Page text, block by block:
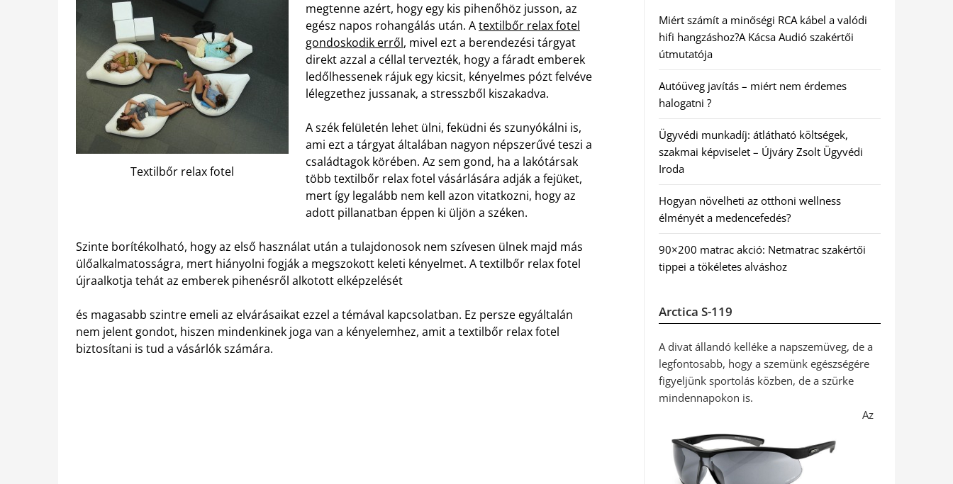
Textilbőr relax fotel
megtenne azért, hogy egy kis pihenőhöz jusson, az
egész napos rohangálás után. Atextilbőr relax fotel
gondoskodik erről, mivel ezt a berendezési tárgyat
direkt azzal a céllal tervezték, hogy a fáradt emberek
ledőlhessenek rájuk egy kicsit, kényelmes pózt felvéve
lélegzethez jussanak, a stresszből kiszakadva.
A szék felületén lehet ülni, feküdni és szunyókálni is,
ami ezt a tárgyat általában nagyon népszerűvé teszi a
családtagok körében. Az sem gond, ha a lakótársak
több textilbőr relax fotel vásárlására adják a fejüket,
mert így legalább nem kell azon vitatkozni, hogy az
adott pillanatban éppen ki üljön a széken.
Szinte borítékolható, hogy az első használat után a tulajdonosok nem szívesen ülnek majd más
ülőalkalmatosságra, mert hiányolni fogják a megszokott keleti kényelmet. A textilbőr relax fotel
újraalkotja tehát az emberek pihenésről alkotott elképzelését
és magasabb szintre emeli az elvárásaikat ezzel a témával kapcsolatban. Ez persze egyáltalán
nem jelent gondot, hiszen mindenkinek joga van a kényelemhez, amit a textilbőr relax fotel
biztosítani is tud a vásárlók számára.
Miért számít a minőségi RCA kábel a valódi
hifi hangzáshoz?A Kácsa Audió szakértői
útmutatója
Autóüveg javítás – miért nem érdemes
halogatni ?
Ügyvédi munkadíj: átlátható költségek,
szakmai képviselet – Újváry Zsolt Ügyvédi
Iroda
Hogyan növelheti az otthoni wellness
élményét a medencefedés?
90×200 matrac akció: Netmatrac szakértői
tippei a tökéletes alváshoz
Arctica S-119
A divat állandó kelléke a napszemüveg, de a
legfontosabb, hogy a szemünk egészségére
figyeljünk sportolás közben, de a szürke
mindennapokon is.
Az